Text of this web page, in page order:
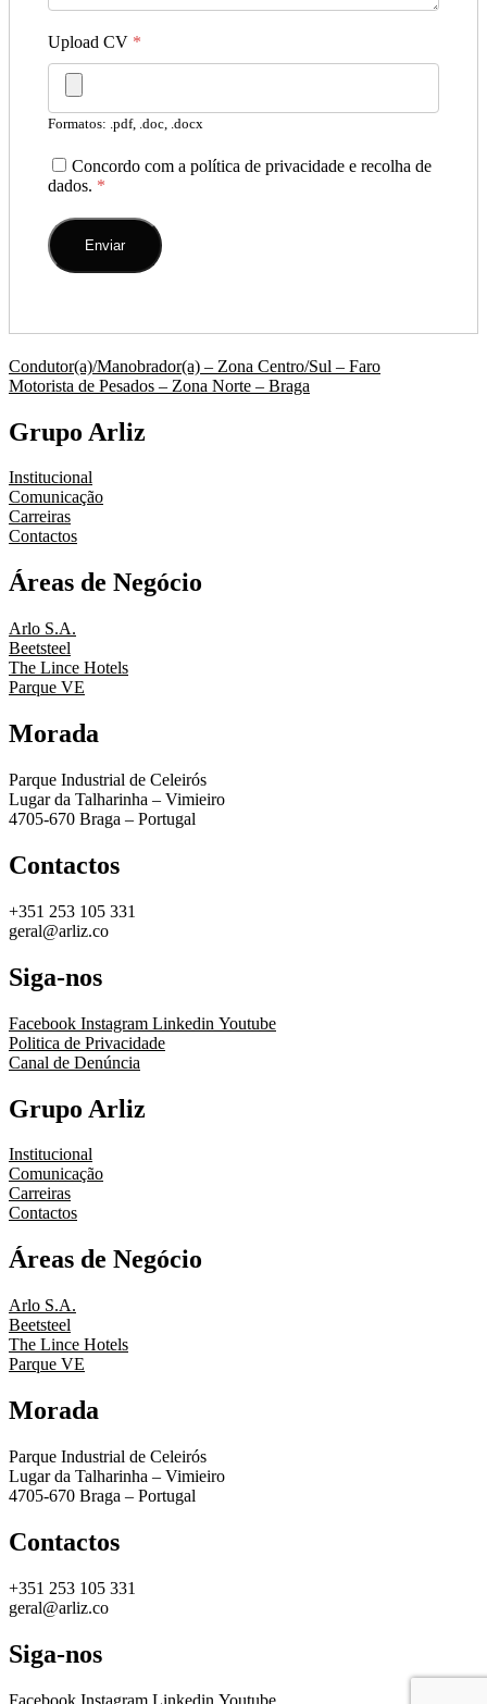
Upload CV *
Formatos: .pdf, .doc, .docx
Concordo com a política de privacidade e recolha de
dados. *
Navegação
de
artigos
Condutor(a)/Manobrador(a) – Zona Centro/Sul – Faro
Motorista de Pesados – Zona Norte – Braga
Grupo Arliz
Institucional
Comunicação
Carreiras
Contactos
Áreas de Negócio
Arlo S.A.
Beetsteel
The Lince Hotels
Parque VE
Morada
Parque Industrial de Celeirós
Lugar da Talharinha – Vimieiro
4705-670 Braga – Portugal
Contactos
+351 253 105 331
geral@arliz.co
Siga-nos
Facebook Instagram Linkedin Youtube
Politica de Privacidade
Canal de Denúncia
Grupo Arliz
Institucional
Comunicação
Carreiras
Contactos
Áreas de Negócio
Arlo S.A.
Beetsteel
The Lince Hotels
Parque VE
Morada
Parque Industrial de Celeirós
Lugar da Talharinha – Vimieiro
4705-670 Braga – Portugal
Contactos
+351 253 105 331
geral@arliz.co
Siga-nos
Facebook Instagram Linkedin Youtube